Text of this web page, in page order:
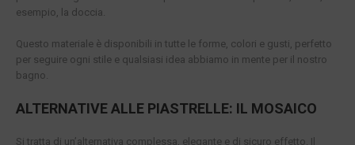
esempio, la doccia.
Questo materiale è disponibili in tutte le forme, colori e gusti, perfetto
per seguire ogni stile e qualsiasi idea abbiamo in mente per il nostro
bagno.
ALTERNATIVE ALLE PIASTRELLE: IL MOSAICO
Si tratta di un’alternativa complessa, elegante e di sicuro effetto. Il